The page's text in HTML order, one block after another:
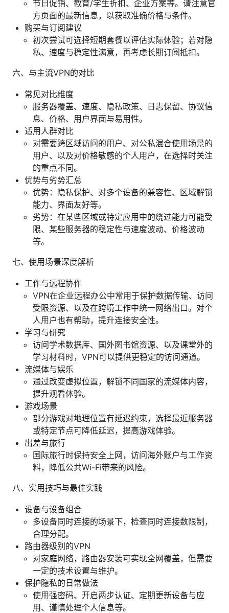
节日促销、教育/学生折扣、企业方案等。请注意官
方页面的最新信息，以获取准确价格与条件。
购买与订阅建议
初次尝试可选择短期套餐以评估实际体验；若对隐
私、速度与稳定性满意，再考虑长期订阅抵扣。
六、与主流VPN的对比
常见对比维度
服务器覆盖、速度、隐私政策、日志保留、协议信
息、价格、用户界面与易用性。
适用人群对比
对需要跨区域访问的用户、对公私混合使用场景的
用户、以及对价格敏感的个人用户，在选择时关注
的重点不同。
优势与劣势汇总
优势：隐私保护、对多个设备的兼容性、区域解锁
能力、界面友好等。
劣势：在某些区域或特定应用中的绕过能力可能受
限、某些服务器的稳定性与速度波动、价格波动
等。
七、使用场景深度解析
工作与远程协作
VPN在企业远程办公中常用于保护数据传输、访问
受限资源、以及在跨境工作中统一网络出口。对个
人用户也有帮助，提升连接安全性。
学习与研究
访问学术数据库、国外图书馆资源、以及课堂外的
学习材料时，VPN可以提供更稳定的访问通道。
流媒体与娱乐
通过改变虚拟位置，解锁不同国家的流媒体内容，
提升观看体验。
游戏场景
部分游戏对地理位置有延迟约束，选择最近服务器
或特定节点可降低延迟，提高游戏体验。
出差与旅行
国际旅行时保持安全上网，访问海外账户与工作资
料，降低公共Wi-Fi带来的风险。
八、实用技巧与最佳实践
设备与设备组合
多设备同时连接的场景下，检查同时连接数限制，
合理分配。
路由器级别的VPN
对家庭网络，路由器安装可实现全网覆盖，但需要
一定的技术设置与维护。
保护隐私的日常做法
使用强密码、开启两步认证、定期更新设备与应
用、谨慎处理个人信息等。